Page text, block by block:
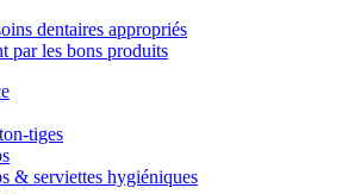
dentaires appropriés
par les bons produits
tiges
& serviettes hygiéniques